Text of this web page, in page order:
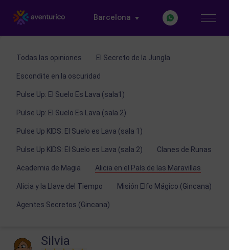
Barcelona
Todas las opiniones El Secreto de la Jungla
Escondite en la oscuridad
Pulse Up: El Suelo Es Lava (sala1)
Pulse Up: El Suelo Es Lava (sala 2)
Pulse Up KIDS: El Suelo es Lava (sala 1)
Pulse Up KIDS: El Suelo es Lava (sala 2) Clanes de Runas
Academia de Magia Alicia en el País de las Maravillas
Alicia y la Llave del Tiempo Misión Elfo Mágico (Gincana)
Agentes Secretos (Gincana)
Silvia